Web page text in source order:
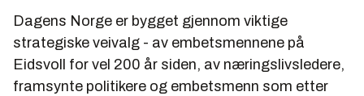
Dagens Norge er bygget gjennom viktige
strategiske veivalg - av embetsmennene på
Eidsvoll for vel 200 år siden, av næringslivsledere,
framsynte politikere og embetsmenn som etter